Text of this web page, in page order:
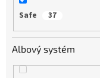
Safe 37
Albový systém